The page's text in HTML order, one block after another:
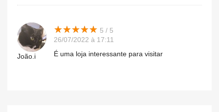
João.i
★★★★★
★★★★★ 5 / 5
26/07/2022 à 17:11
É uma loja interessante para visitar